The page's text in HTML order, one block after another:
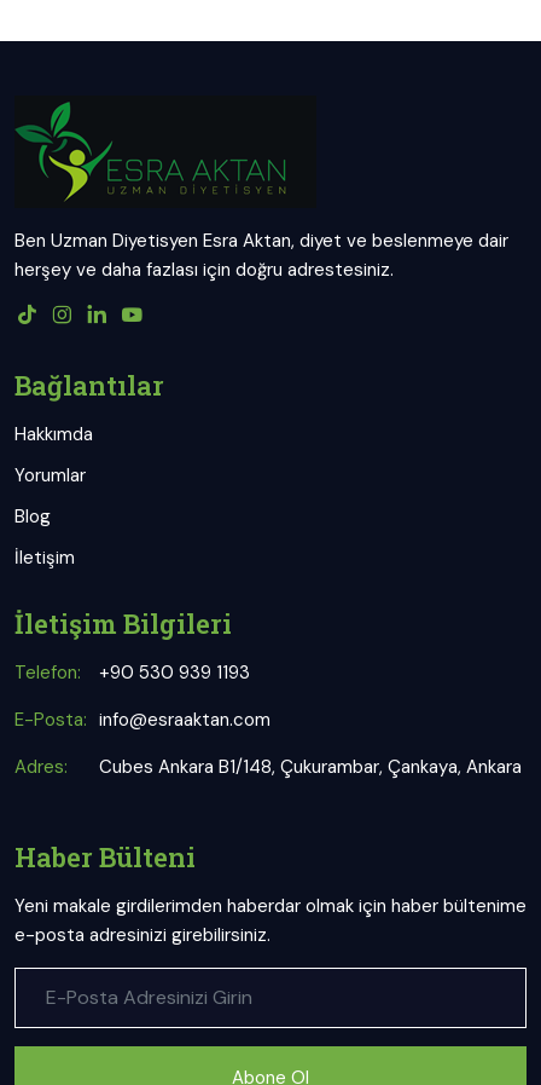
Ben Uzman Diyetisyen Esra Aktan, diyet ve beslenmeye dair
herşey ve daha fazlası için doğru adrestesiniz.
Bağlantılar
Hakkımda
Yorumlar
Blog
İletişim
İletişim Bilgileri
Telefon:
+90 530 939 1193
E-Posta: info@esraaktan.com
Adres:
Cubes Ankara B1/148, Çukurambar, Çankaya, Ankara
Haber Bülteni
Yeni makale girdilerimden haberdar olmak için haber bültenime
e-posta adresinizi girebilirsiniz.
Abone Ol